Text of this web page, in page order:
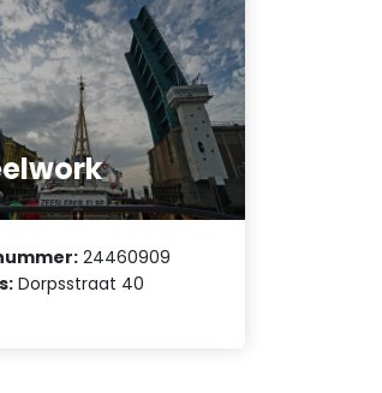
24460909
Dorpsstraat 40